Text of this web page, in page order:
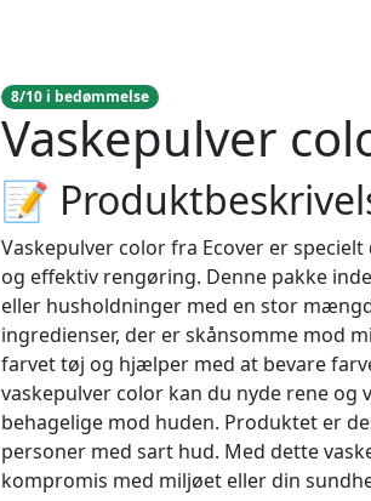
8/10 i bedømmelse
Vaskepulver
📝
Vaskepulver color fra Ecover er
og effektiv rengøring. Denne pakke
eller husholdninger med en stor
ingredienser, der er skånsomme mod
farvet tøj og hjælper med at bevare
vaskepulver color kan du nyde rene og
behagelige mod huden. Produktet er
personer med sart hud. Med dette
kompromis med miljøet eller din